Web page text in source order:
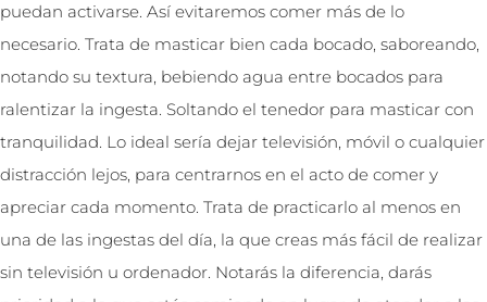
puedan activarse. Así evitaremos comer más de lo
necesario. Trata de masticar bien cada bocado, saboreando,
notando su textura, bebiendo agua entre bocados para
ralentizar la ingesta. Soltando el tenedor para masticar con
tranquilidad. Lo ideal sería dejar televisión, móvil o cualquier
distracción lejos, para centrarnos en el acto de comer y
apreciar cada momento. Trata de practicarlo al menos en
una de las ingestas del día, la que creas más fácil de realizar
sin televisión u ordenador. Notarás la diferencia, darás